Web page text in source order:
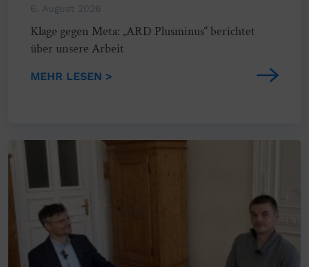
6. August 2026
Klage gegen Meta: „ARD Plusminus“ berichtet
über unsere Arbeit
MEHR LESEN >